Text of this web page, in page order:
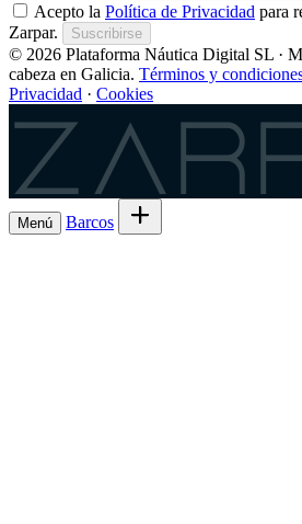
Acepto la Política de Privacidad para
Zarpar.
Suscribirse
© 2026 Plataforma Náutica Digital SL ·
cabeza en Galicia. Términos y
Privacidad · Cookies
Menú Barcos